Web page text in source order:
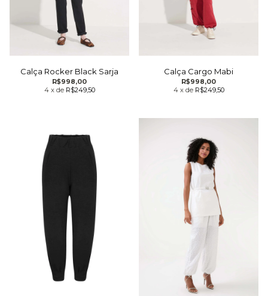
Calça Rocker Black Sarja
R$998,00
4 x de R$249,50
Calça Cargo Mabi
R$998,00
4 x de R$249,50